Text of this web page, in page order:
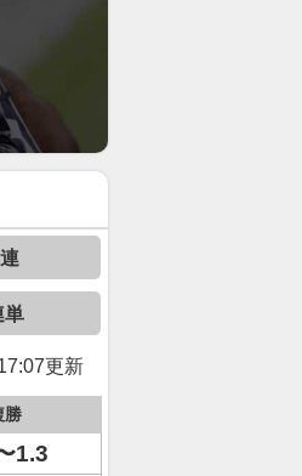
単
更新
勝
1.3